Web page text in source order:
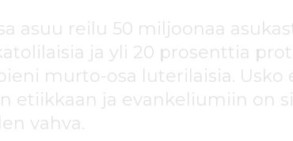
asuu reilu 50 miljoonaa
ja yli 20 prosenttia
murto-osa luterilaisia. Usko
etiikkaan ja evankeliumiin on
vahva.